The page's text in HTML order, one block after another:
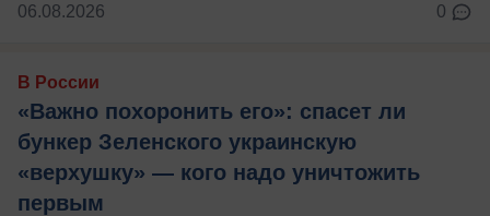
06.08.2026 0
В России
«Важно похоронить его»: спасет ли
бункер Зеленского украинскую
«верхушку» — кого надо уничтожить
первым